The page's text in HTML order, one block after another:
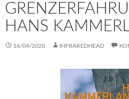
HANS
16/04/2020 INFRAREDHEAD